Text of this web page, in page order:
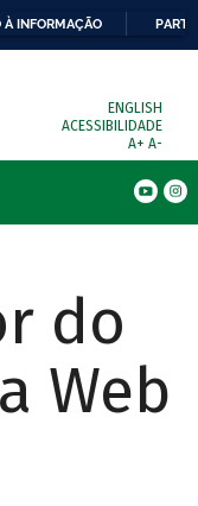
À INFORMAÇÃO
ENGLISH
ACESSIBILIDADE
A+ A-
do
Web